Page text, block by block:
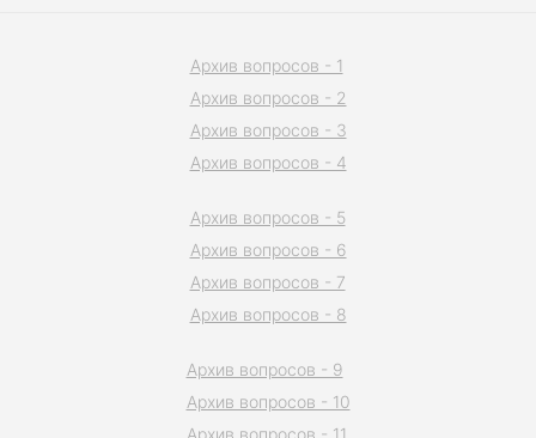
Архив вопросов - 1
Архив вопросов - 2
Архив вопросов - 3
Архив вопросов - 4
Архив вопросов - 5
Архив вопросов - 6
Архив вопросов - 7
Архив вопросов - 8
Архив вопросов - 9
Архив вопросов - 10
Архив вопросов - 11